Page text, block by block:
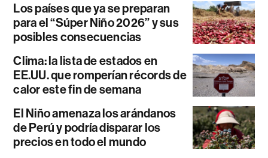
Los países que ya se preparan
para el “Súper Niño 2026” y sus
posibles consecuencias
Clima: la lista de estados en
EE.UU. que romperían récords de
calor este fin de semana
El Niño amenaza los arándanos
de Perú y podría disparar los
precios en todo el mundo